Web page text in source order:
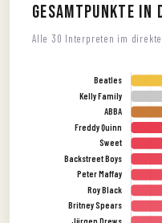
Gesamtpunkte in
Alle 30 Interpreten im